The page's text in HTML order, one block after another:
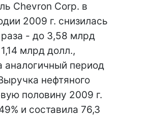
Chevron Corp. в
2009 г. снизилась
- до 3,58 млрд
млрд долл.,
аналогичный период
нефтяного
половину 2009 г.
и составила 76,3